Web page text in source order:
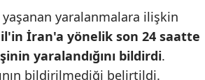
yaşanan yaralanmalara ilişkin
İran'a yönelik son 24 saatte
yaralandığını bildirdi.
bildirilmediği belirtildi.